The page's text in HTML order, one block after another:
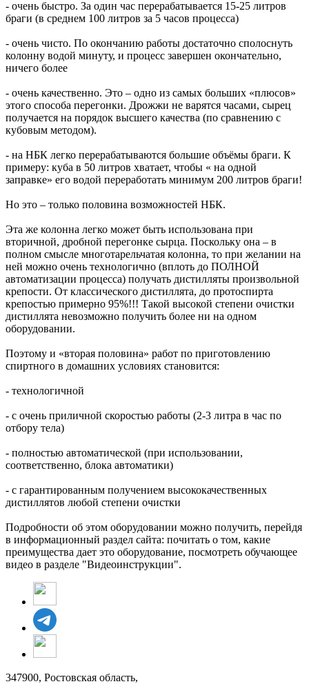
- очень быстро. За один час перерабатывается 15-25 литров
браги (в среднем 100 литров за 5 часов процесса)
- очень чисто. По окончанию работы достаточно сполоснуть
колонну водой минуту, и процесс завершен окончательно,
ничего более
- очень качественно. Это – одно из самых больших «плюсов»
этого способа перегонки. Дрожжи не варятся часами, сырец
получается на порядок высшего качества (по сравнению с
кубовым методом).
- на НБК легко перерабатываются большие объёмы браги. К
примеру: куба в 50 литров хватает, чтобы « на одной
заправке» его водой переработать минимум 200 литров браги!
Но это – только половина возможностей НБК.
Эта же колонна легко может быть использована при
вторичной, дробной перегонке сырца. Поскольку она – в
полном смысле многотарельчатая колонна, то при желании на
ней можно очень технологично (вплоть до ПОЛНОЙ
автоматизации процесса) получать дистилляты произвольной
крепости. От классического дистиллята, до протоспирта
крепостью примерно 95%!!! Такой высокой степени очистки
дистиллята невозможно получить более ни на одном
оборудовании.
Поэтому и «вторая половина» работ по приготовлению
спиртного в домашних условиях становится:
- технологичной
- с очень приличной скоростью работы (2-3 литра в час по
отбору тела)
- полностью автоматической (при использовании,
соответственно, блока автоматики)
- с гарантированным получением высококачественных
дистиллятов любой степени очистки
Подробности об этом оборудовании можно получить, перейдя
в информационный раздел сайта: почитать о том, какие
преимущества дает это оборудование, посмотреть обучающее
видео в разделе "Видеоинструкции".
347900, Ростовская область,